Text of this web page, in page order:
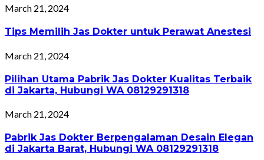
March 21, 2024
Tips Memilih Jas Dokter untuk Perawat Anestesi
March 21, 2024
Pilihan Utama Pabrik Jas Dokter Kualitas Terbaik
di Jakarta, Hubungi WA 08129291318
March 21, 2024
Pabrik Jas Dokter Berpengalaman Desain Elegan
di Jakarta Barat, Hubungi WA 08129291318